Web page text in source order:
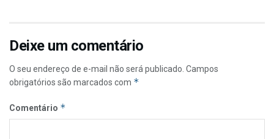
Deixe um comentário
O seu endereço de e-mail não será publicado. Campos
obrigatórios são marcados com *
Comentário *